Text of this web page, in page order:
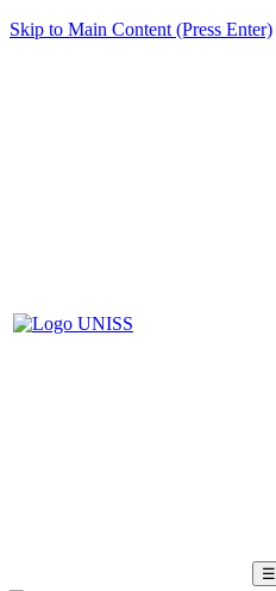
Skip to Main Content (Press Enter)
☰